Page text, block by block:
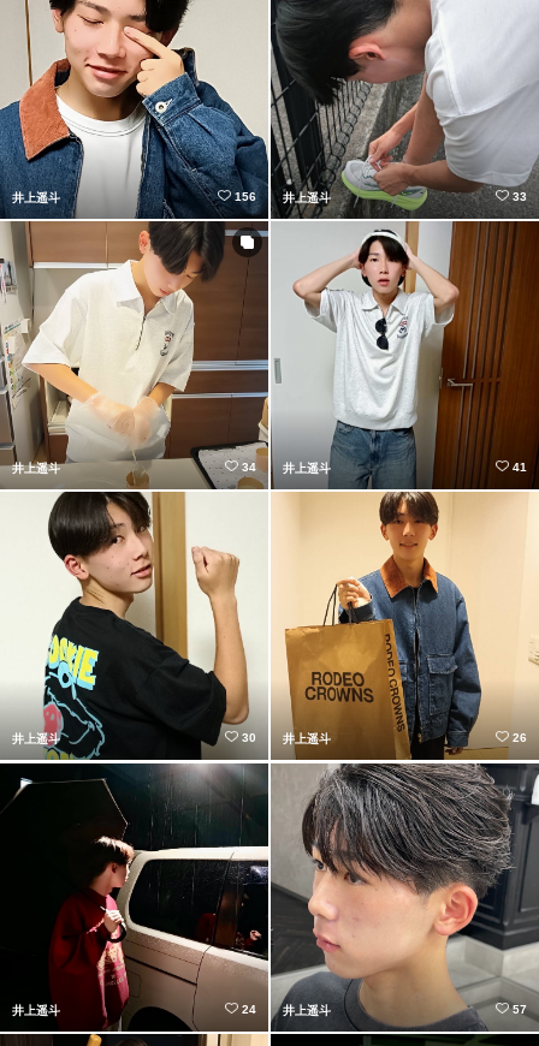
井上遥斗 156 井上遥斗 33
井上遥斗 34 井上遥斗 41
井上遥斗 30 井上遥斗 26
井上遥斗 24 井上遥斗 57